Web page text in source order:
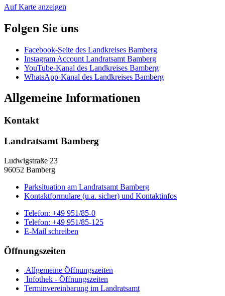
Auf Karte anzeigen
Folgen Sie uns
Facebook-Seite des Landkreises Bamberg
Instagram Account Landratsamt Bamberg
YouTube-Kanal des Landkreises Bamberg
WhatsApp-Kanal des Landkreises Bamberg
Allgemeine Informationen
Kontakt
Landratsamt Bamberg
Ludwigstraße 23
96052 Bamberg
Parksituation am Landratsamt Bamberg
Kontaktformulare (u.a. sicher) und Kontaktinfos
Telefon: +49 951/85-0
Telefon: +49 951/85-125
E-Mail schreiben
Öffnungszeiten
Allgemeine Öffnungszeiten
Infothek - Öffnungszeiten
Terminvereinbarung im Landratsamt